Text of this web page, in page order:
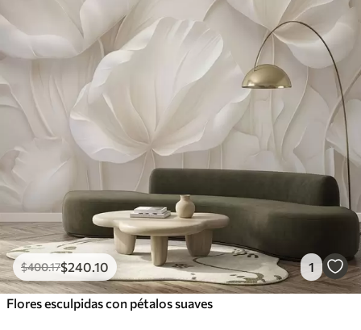
$400.17$240 .10 1
Flores esculpidas con pétalos suaves